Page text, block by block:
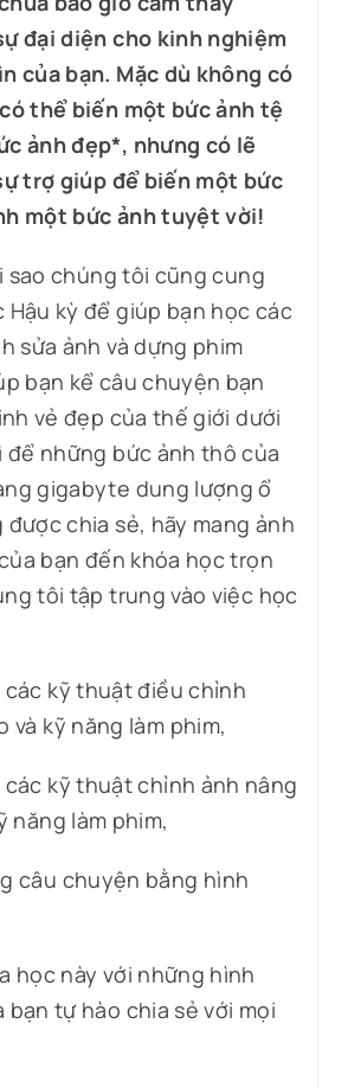
đại diện cho kinh nghiệm
của bạn. Mặc dù không có
thể biến một bức ảnh tệ
ảnh đẹp*, nhưng có lẽ
trợ giúp để biến một bức
một bức ảnh tuyệt vời!
sao chúng tôi cũng cung
Hậu kỳ để giúp bạn học các
sửa ảnh và dựng phim
bạn kể câu chuyện bạn
vẻ đẹp của thế giới dưới
để những bức ảnh thô của
gigabyte dung lượng ổ
được chia sẻ, hãy mang ảnh
bạn đến khóa học trọn
tôi tập trung vào việc học
các kỹ thuật điều chỉnh
và kỹ năng làm phim,
các kỹ thuật chỉnh ảnh nâng
năng làm phim,
câu chuyện bằng hình
học này với những hình
bạn tự hào chia sẻ với mọi